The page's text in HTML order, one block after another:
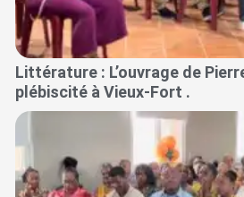
Littérature : L’ouvrage de
plébiscité à Vieux-Fort .